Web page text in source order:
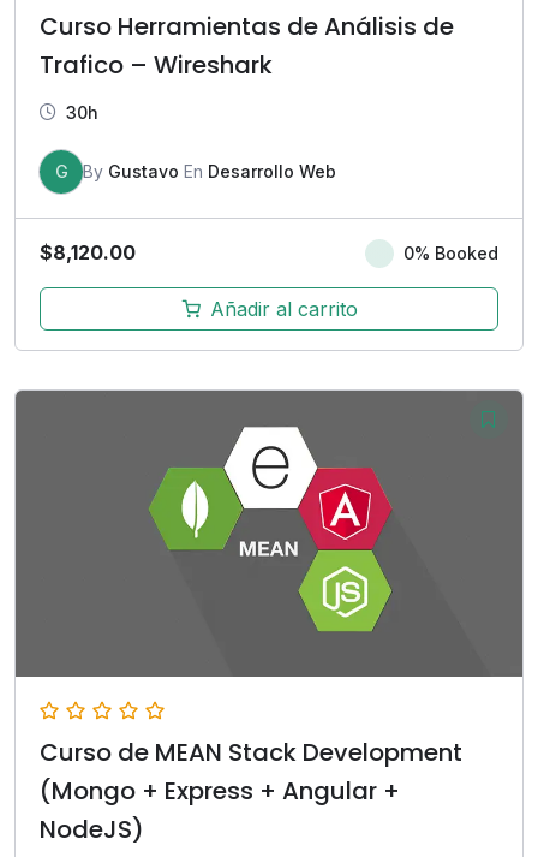
Curso Herramientas de Análisis de
Trafico – Wireshark
30h
G By Gustavo En Desarrollo Web
$8,120.00 0% Booked
Añadir al carrito
Curso de MEAN Stack Development
(Mongo + Express + Angular +
NodeJS)